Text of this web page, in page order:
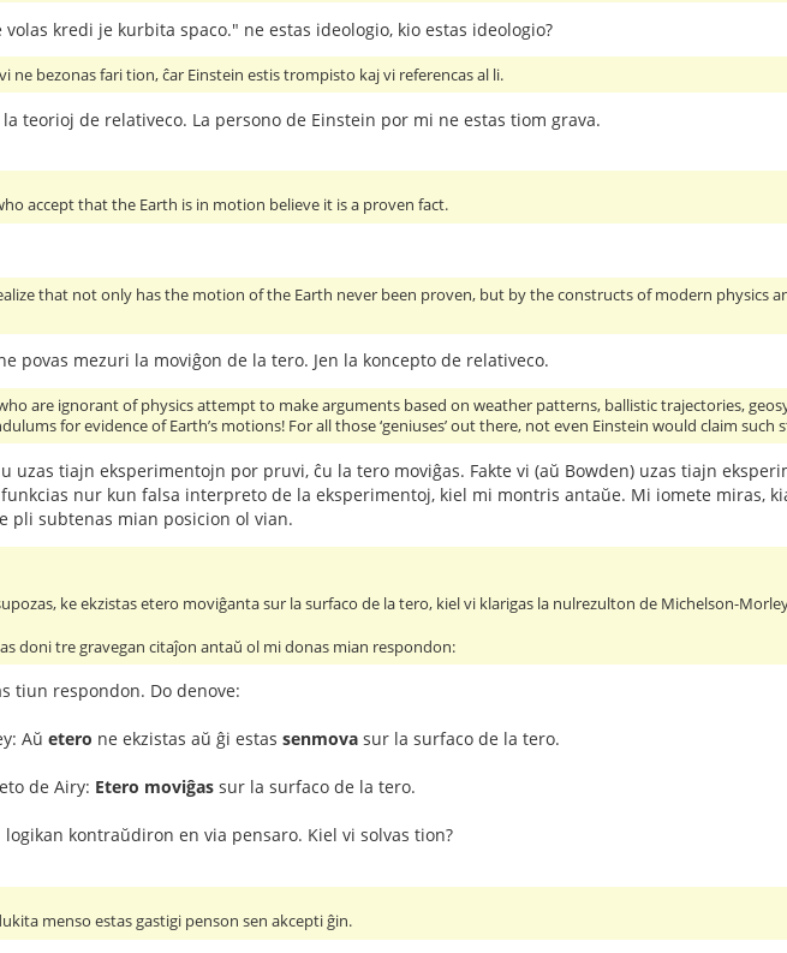
kredi je kurbita spaco." ne estas ideologio, kio estas ideologio?
ne bezonas fari tion, ĉar Einstein estis trompisto kaj vi referencas al li.
teorioj de relativeco. La persono de Einstein por mi ne estas tiom grava.
accept that the Earth is in motion believe it is a proven fact.
that not only has the motion of the Earth never been proven, but by the constructs of modern physics
povas mezuri la moviĝon de la tero. Jen la koncepto de relativeco.
are ignorant of physics attempt to make arguments based on weather patterns, ballistic trajectories,
for evidence of Earth’s motions! For all those ‘geniuses’ out there, not even Einstein would claim such
uzas tiajn eksperimentojn por pruvi, ĉu la tero moviĝas. Fakte vi (aŭ Bowden) uzas tiajn
funkcias nur kun falsa interpreto de la eksperimentoj, kiel mi montris antaŭe. Mi iomete miras,
pli subtenas mian posicion ol vian.
ke ekzistas etero moviĝanta sur la surfaco de la tero, kiel vi klarigas la nulrezulton de Michelson-
doni tre gravegan citaĵon antaŭ ol mi donas mian respondon:
tiun respondon. Do denove:
Aŭ etero ne ekzistas aŭ ĝi estas senmova sur la surfaco de la tero.
de Airy: Etero moviĝas sur la surfaco de la tero.
logikan kontraŭdiron en via pensaro. Kiel vi solvas tion?
menso estas gastigi penson sen akcepti ĝin.